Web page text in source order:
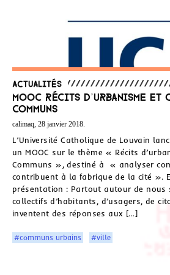
Actualités
MOOC Récits d’urbanisme
communs
calimaq, 28 janvier 2018.
L’Université Catholique de Louvain
un MOOC sur le thème « Récits
Communs », destiné à « analyser
contribuent à la fabrique de la cité ».
présentation : Partout autour de nous
collectifs d’habitants, d’usagers, de
inventent des réponses aux […]
#communs urbains #ville